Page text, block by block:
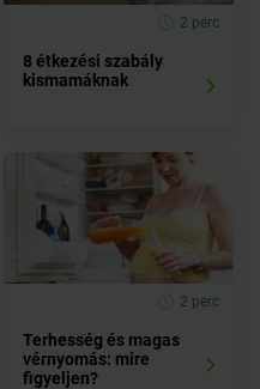
2 perc
8 étkezési szabály
kismamáknak
2 perc
Terhesség és magas
vérnyomás: mire
figyeljen?